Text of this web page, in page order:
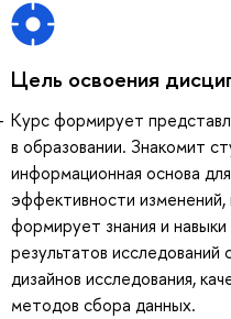
Цель освоения
Курс формирует
в образовании. Знакомит
информационная основа
эффективности
формирует знания и
результатов
дизайнов исследования,
методов сбора данных.